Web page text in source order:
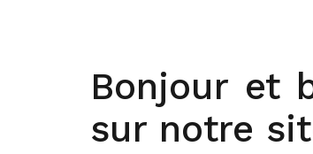
Bonjour et
sur notre